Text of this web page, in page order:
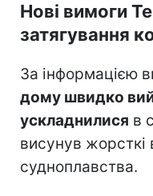
Нові вимоги
затягування
За інформацією
дому швидко
ускладнилися в
висунув жорсткі
судноплавства.